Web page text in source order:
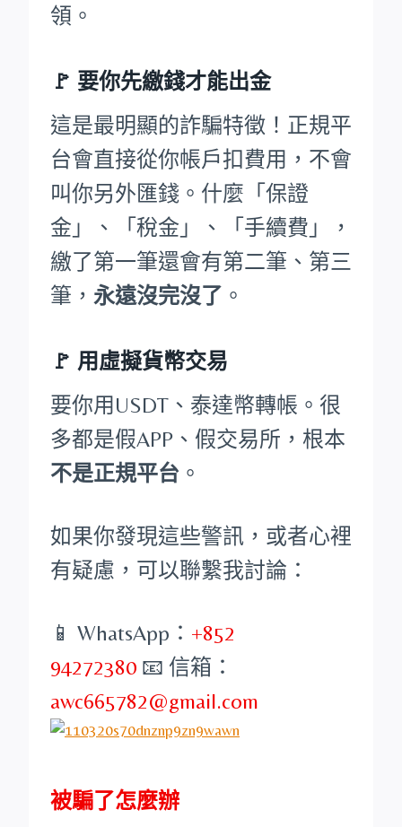
領。
🚩 要你先繳錢才能出金
這是最明顯的詐騙特徵！正規平
台會直接從你帳戶扣費用，不會
叫你另外匯錢。什麼「保證
金」、「稅金」、「手續費」，
繳了第一筆還會有第二筆、第三
筆， 永遠沒完沒了 。
🚩 用虛擬貨幣交易
要你用USDT、泰達幣轉帳。很
多都是假APP、假交易所，根本
不是正規平台 。
如果你發現這些警訊，或者心裡
有疑慮，可以聯繫我討論：
📱 WhatsApp： +852
94272380 📧 信箱：
awc665782@gmail.com
被騙了怎麼辦